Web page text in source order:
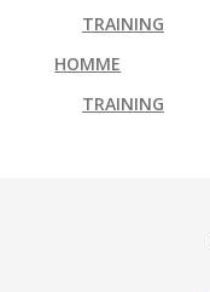
TRAINING
HOMME
TRAINING